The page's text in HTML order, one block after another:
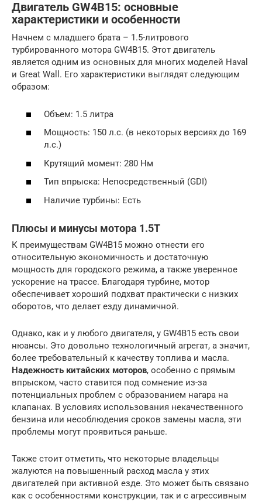
Двигатель GW4B15: основные
характеристики и особенности
Начнем с младшего брата – 1.5-литрового
турбированного мотора GW4B15. Этот двигатель
является одним из основных для многих моделей Haval
и Great Wall. Его характеристики выглядят следующим
образом:
Объем: 1.5 литра
Мощность: 150 л.с. (в некоторых версиях до 169
л.с.)
Крутящий момент: 280 Нм
Тип впрыска: Непосредственный (GDI)
Наличие турбины: Есть
Плюсы и минусы мотора 1.5T
К преимуществам GW4B15 можно отнести его
относительную экономичность и достаточную
мощность для городского режима, а также уверенное
ускорение на трассе. Благодаря турбине, мотор
обеспечивает хороший подхват практически с низких
оборотов, что делает езду динамичной.
Однако, как и у любого двигателя, у GW4B15 есть свои
нюансы. Это довольно технологичный агрегат, а значит,
более требовательный к качеству топлива и масла.
Надежность китайских моторов, особенно с прямым
впрыском, часто ставится под сомнение из-за
потенциальных проблем с образованием нагара на
клапанах. В условиях использования некачественного
бензина или несоблюдения сроков замены масла, эти
проблемы могут проявиться раньше.
Также стоит отметить, что некоторые владельцы
жалуются на повышенный расход масла у этих
двигателей при активной езде. Это может быть связано
как с особенностями конструкции, так и с агрессивным